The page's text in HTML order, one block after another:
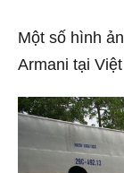
Một số hình
Armani tại